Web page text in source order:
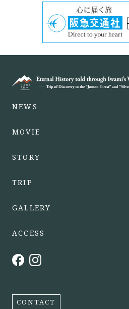
NEWS
MOVIE
STORY
TRIP
GALLERY
ACCESS
CONTACT